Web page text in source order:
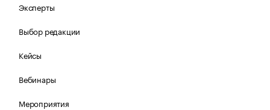
Эксперты
Выбор редакции
Кейсы
Вебинары
Мероприятия